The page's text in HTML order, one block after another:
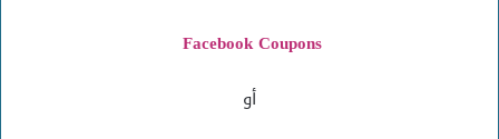
Facebook Coupons
أو